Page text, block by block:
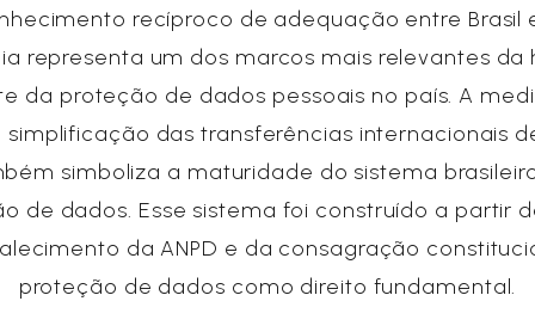
recíproco de adequação entre Brasil
representa um dos marcos mais relevantes da
da proteção de dados pessoais no país. A
simplificação das transferências internacionais
simboliza a maturidade do sistema
de dados. Esse sistema foi construído a partir
da ANPD e da consagração
proteção de dados como direito fundamental.